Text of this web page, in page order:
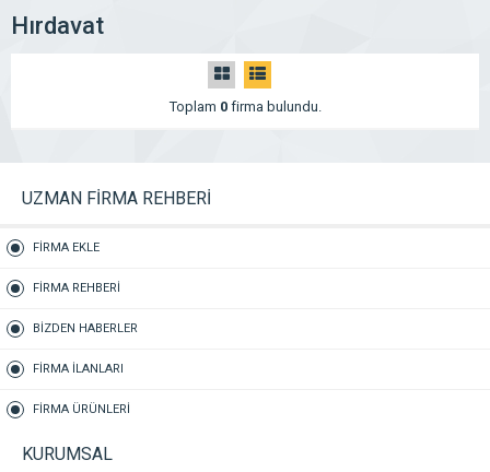
Hırdavat
Toplam 0firma bulundu.
UZMAN FİRMA REHBERİ
FİRMA EKLE
FİRMA REHBERİ
BİZDEN HABERLER
FİRMA İLANLARI
FİRMA ÜRÜNLERİ
KURUMSAL